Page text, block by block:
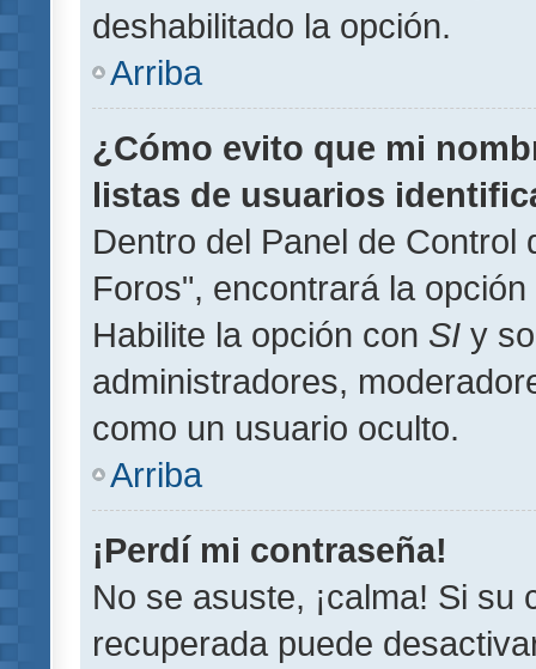
deshabilitado la opción.
Arriba
¿Cómo evito que mi
listas de usuarios
Dentro del Panel de
Foros", encontrará la opción
Habilite la opción con SI y
administradores,
como un usuario oculto.
Arriba
¡Perdí mi contraseña!
No se asuste, ¡calma! Si su
recuperada puede